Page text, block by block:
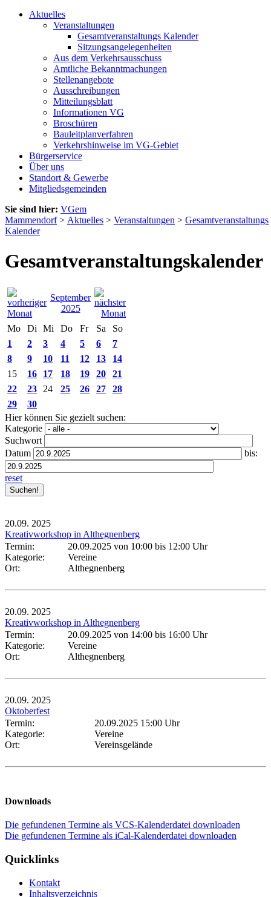
Aktuelles
Veranstaltungen
Gesamtveranstaltungs Kalender
Sitzungsangelegenheiten
Aus dem Verkehrsausschuss
Amtliche Bekanntmachungen
Stellenangebote
Ausschreibungen
Mitteilungsblatt
Informationen VG
Broschüren
Bauleitplanverfahren
Verkehrshinweise im VG-Gebiet
Bürgerservice
Über uns
Standort & Gewerbe
Mitgliedsgemeinden
Sie sind hier: VGem
Mammendorf> Aktuelles > Veranstaltungen > Gesamtveranstaltungs
Kalender
Gesamtveranstaltungskalender
September
2025
Mo
Di Mi Do Fr Sa
So
1
2 3 4 5 6
7
8
9 10 11 12 13
14
15
16 17 18 19 20
21
22
23 24 25 26 27
28
29
30
Hier können Sie gezielt suchen:
Kategorie
Suchwort
Datum
bis:
reset
20.09. 2025
Kreativworkshop in Althegnenberg
Termin:
20.09.2025 von 10:00 bis 12:00 Uhr
Kategorie:
Vereine
Ort:
Althegnenberg
20.09. 2025
Kreativworkshop in Althegnenberg
Termin:
20.09.2025 von 14:00 bis 16:00 Uhr
Kategorie:
Vereine
Ort:
Althegnenberg
20.09. 2025
Oktoberfest
Termin:
20.09.2025 15:00 Uhr
Kategorie:
Vereine
Ort:
Vereinsgelände
Downloads
Die gefundenen Termine als VCS-Kalenderdatei downloaden
Die gefundenen Termine als iCal-Kalenderdatei downloaden
Quicklinks
Kontakt
Inhaltsverzeichnis